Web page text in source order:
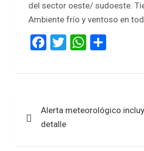
del sector oeste/ sudoeste.
Ambiente frío y ventoso en
F
ce
o
o
T
tt
W
at
A
ar
de
Alerta meteorológico
detalle